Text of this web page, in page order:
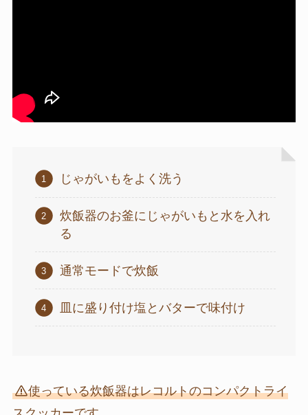
じゃがいもをよく洗う
炊飯器のお釜にじゃがいもと水を入れ
る
通常モードで炊飯
皿に盛り付け塩とバターで味付け
使っている炊飯器はレコルトのコンパクトライ